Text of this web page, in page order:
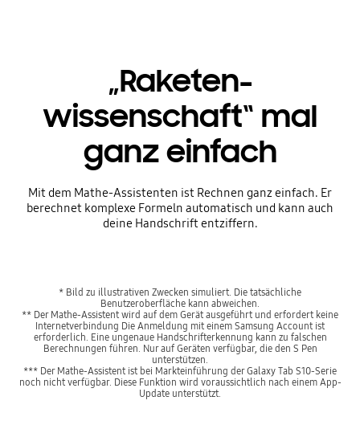
„Raketen-
wissenschaft“ mal
ganz einfach
Mit dem Mathe-Assistenten ist Rechnen ganz einfach. Er
berechnet komplexe Formeln automatisch und kann auch
deine Handschrift entziffern.
* Bild zu illustrativen Zwecken simuliert. Die tatsächliche
Benutzeroberfläche kann abweichen.
** Der Mathe-Assistent wird auf dem Gerät ausgeführt und erfordert keine
Internetverbindung Die Anmeldung mit einem Samsung Account ist
erforderlich. Eine ungenaue Handschrifterkennung kann zu falschen
Berechnungen führen. Nur auf Geräten verfügbar, die den S Pen
unterstützen.
*** Der Mathe-Assistent ist bei Markteinführung der Galaxy Tab S10-Serie
noch nicht verfügbar. Diese Funktion wird voraussichtlich nach einem App-
Update unterstützt.